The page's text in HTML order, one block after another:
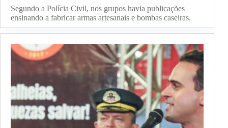
Segundo a Polícia Civil, nos grupos havia publicações
ensinando a fabricar armas artesanais e bombas caseiras.